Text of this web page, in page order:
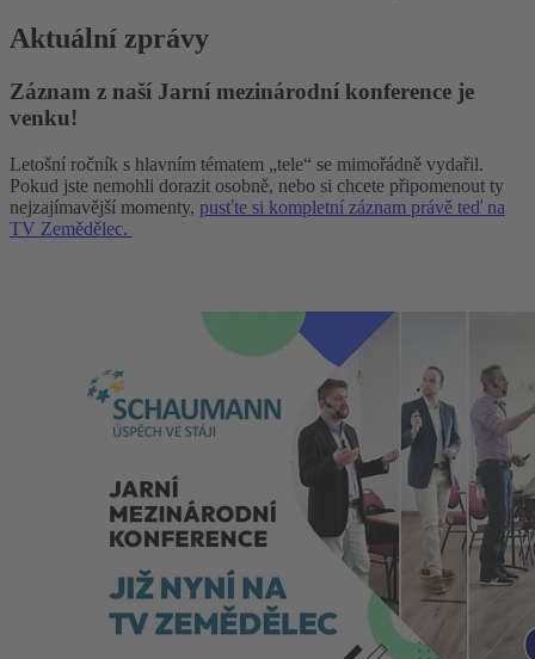
Aktuální zprávy
Záznam z naší Jarní mezinárodní konference je
venku!
Letošní ročník s hlavním tématem „tele“ se mimořádně vydařil.
Pokud jste nemohli dorazit osobně, nebo si chcete připomenout ty
nejzajímavější momenty, pusťte si kompletní záznam právě teď na
TV Zemědělec.